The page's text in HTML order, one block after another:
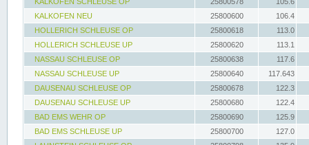
KALKOFEN NEU
25800600
106.4
HOLLERICH SCHLEUSE OP
25800618
113.0
HOLLERICH SCHLEUSE UP
25800620
113.1
NASSAU SCHLEUSE OP
25800638
117.6
NASSAU SCHLEUSE UP
25800640
117.643
DAUSENAU SCHLEUSE OP
25800678
122.3
DAUSENAU SCHLEUSE UP
25800680
122.4
BAD EMS WEHR OP
25800690
125.9
BAD EMS SCHLEUSE UP
25800700
127.0